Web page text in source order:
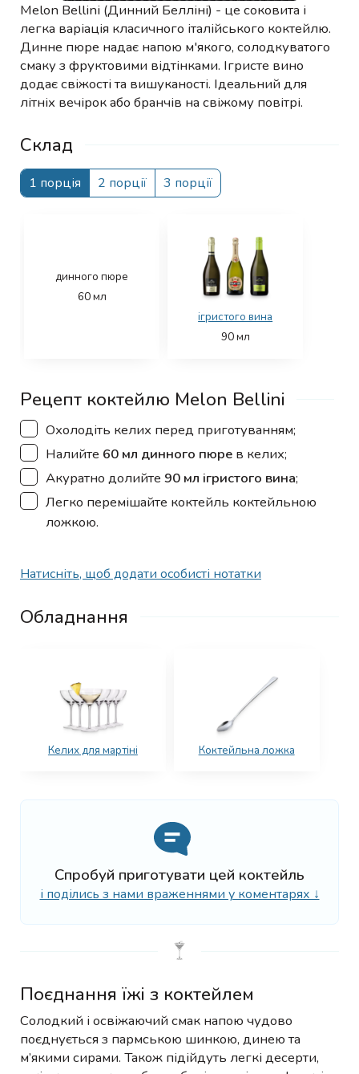
Melon Bellini (Динний Белліні) - це соковита і
легка варіація класичного італійського коктейлю.
Динне пюре надає напою м'якого, солодкуватого
смаку з фруктовими відтінками. Ігристе вино
додає свіжості та вишуканості. Ідеальний для
літніх вечірок або бранчів на свіжому повітрі.
Склад
1 порція 2 порції 3 порції
динного пюре
60мл
ігристого вина
90мл
Рецепт коктейлю Melon Bellini
▢
Охолодіть келих перед приготуванням;
▢
Налийте 60 мл динного пюре в келих;
▢
Акуратно долийте 90 мл ігристого вина;
▢
Легко перемішайте коктейль коктейльною
ложкою.
Натисніть, щоб додати особисті нотатки
Обладнання
Келих для мартіні Коктейльна ложка
Спробуй приготувати цей коктейль
і поділись з нами враженнями у коментарях ↓
Поєднання їжі з коктейлем
Солодкий і освіжаючий смак напою чудово
поєднується з пармською шинкою, динею та
м’якими сирами. Також підійдуть легкі десерти,